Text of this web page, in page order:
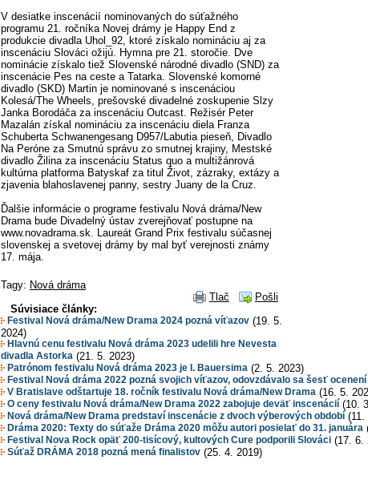
V desiatke inscenácií nominovaných do súťažného
programu 21. ročníka Novej drámy je Happy End z
produkcie divadla Uhol_92, ktoré získalo nomináciu aj za
inscenáciu Slováci ožijú. Hymna pre 21. storočie. Dve
nominácie získalo tiež Slovenské národné divadlo (SND) za
inscenácie Pes na ceste a Tatarka. Slovenské komorné
divadlo (SKD) Martin je nominované s inscenáciou
Kolesá/The Wheels, prešovské divadelné zoskupenie Slzy
Janka Borodáča za inscenáciu Outcast. Režisér Peter
Mazalán získal nomináciu za inscenáciu diela Franza
Schuberta Schwanengesang D957/Labutia pieseň, Divadlo
Na Peróne za Smutnú správu zo smutnej krajiny, Mestské
divadlo Žilina za inscenáciu Status quo a multižánrová
kultúrna platforma Batyskaf za titul Život, zázraky, extázy a
zjavenia blahoslavenej panny, sestry Juany de la Cruz.
Ďalšie informácie o programe festivalu Nová dráma/New
Drama bude Divadelný ústav zverejňovať postupne na
www.novadrama.sk. Laureát Grand Prix festivalu súčasnej
slovenskej a svetovej drámy by mal byť verejnosti známy
17. mája.
Tagy: Nová dráma
Tlač
Pošli
Súvisiace články:
Festival Nová dráma/New Drama 2024 pozná víťazov (19. 5.
2024)
Hlavnú cenu festivalu Nová dráma 2023 udelili hre Nevesta
divadla Astorka (21. 5. 2023)
Patrónom festivalu Nová dráma 2023 je I. Bauersima (2. 5. 2023)
Festival Nová dráma 2022 pozná svojich víťazov, odovzdávalo sa šesť ocenení
V Bratislave odštartuje 18. ročník festivalu Nová dráma/New Drama (16. 5.
O ceny festivalu Nová dráma/New Drama 2022 zabojuje deväť inscenácií (10.
Nová dráma/New Drama predstaví inscenácie z dvoch výberových období (11.
Dráma 2020: Texty do súťaže Dráma 2020 môžu autori posielať do 31. januára
Festival Nova Rock opäť 200-tisícový, kultových Cure podporili Slováci (17. 6.
Súťaž DRÁMA 2018 pozná mená finalistov (25. 4. 2019)